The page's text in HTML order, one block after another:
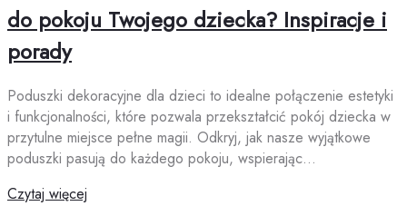
do pokoju Twojego dziecka? Inspiracje i
porady
Poduszki dekoracyjne dla dzieci to idealne połączenie estetyki
i funkcjonalności, które pozwala przekształcić pokój dziecka w
przytulne miejsce pełne magii. Odkryj, jak nasze wyjątkowe
poduszki pasują do każdego pokoju, wspierając…
Czytaj więcej